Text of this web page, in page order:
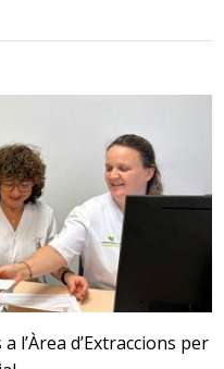
l’Àrea d’Extraccions per